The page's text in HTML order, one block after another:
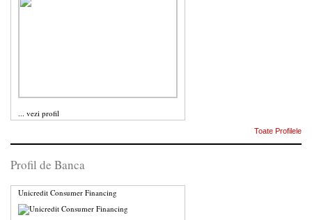
... vezi profil
Toate Profilele
Profil de Banca
Unicredit Consumer Financing